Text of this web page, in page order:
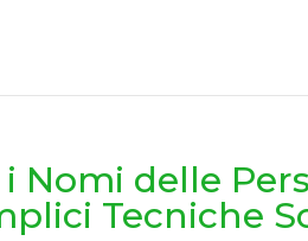
Nomi delle
Tecniche